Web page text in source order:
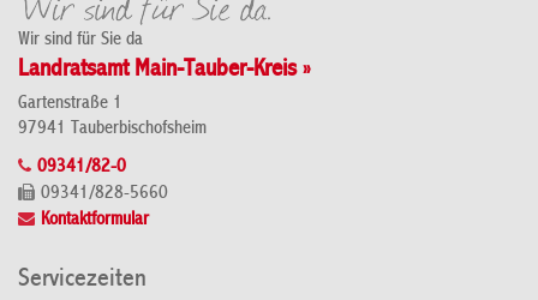
Wir sind für Sie da
Landratsamt Main-Tauber-Kreis »
Gartenstraße 1
97941 Tauberbischofsheim
09341/82-0
09341/828-5660
Kontaktformular
Servicezeiten